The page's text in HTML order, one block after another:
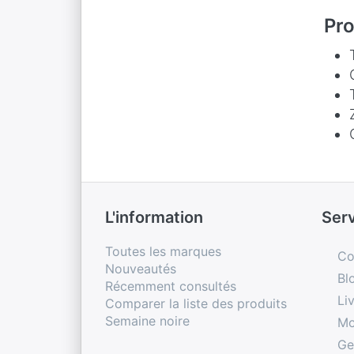
L'information
Toutes les marques
Nouveautés
Récemment consultés
Comparer la liste des produits
Semaine noire